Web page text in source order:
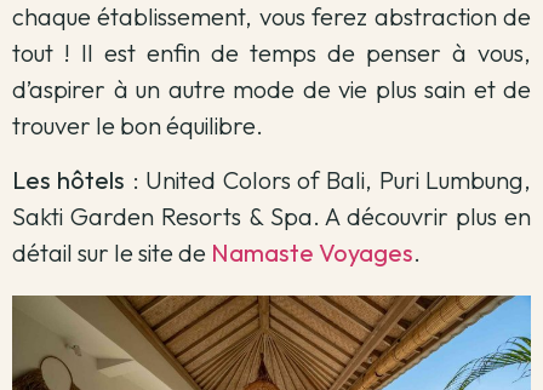
chaque établissement, vous ferez abstraction de
tout ! Il est enfin de temps de penser à vous,
d’aspirer à un autre mode de vie plus sain et de
trouver le bon équilibre.
Les hôtels : United Colors of Bali, Puri Lumbung,
Sakti Garden Resorts & Spa. A découvrir plus en
détail sur le site de Namaste Voyages.